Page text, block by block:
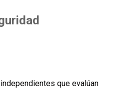
que evalúan